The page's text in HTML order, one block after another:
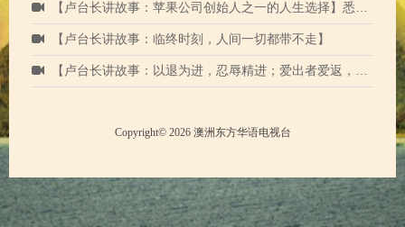
【卢台长讲故事：苹果公司创始人之一的人生选择】悉尼2020年1月
【卢台长讲故事：临终时刻，人间一切都带不走】
【卢台长讲故事：以退为进，忍辱精进；爱出者爱返，福往者福来】
Copyright© 2026 澳洲东方华语电视台